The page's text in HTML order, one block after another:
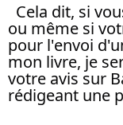
Cela dit, si
ou même si
pour l'envoi
mon livre, je
votre avis sur
rédigeant une